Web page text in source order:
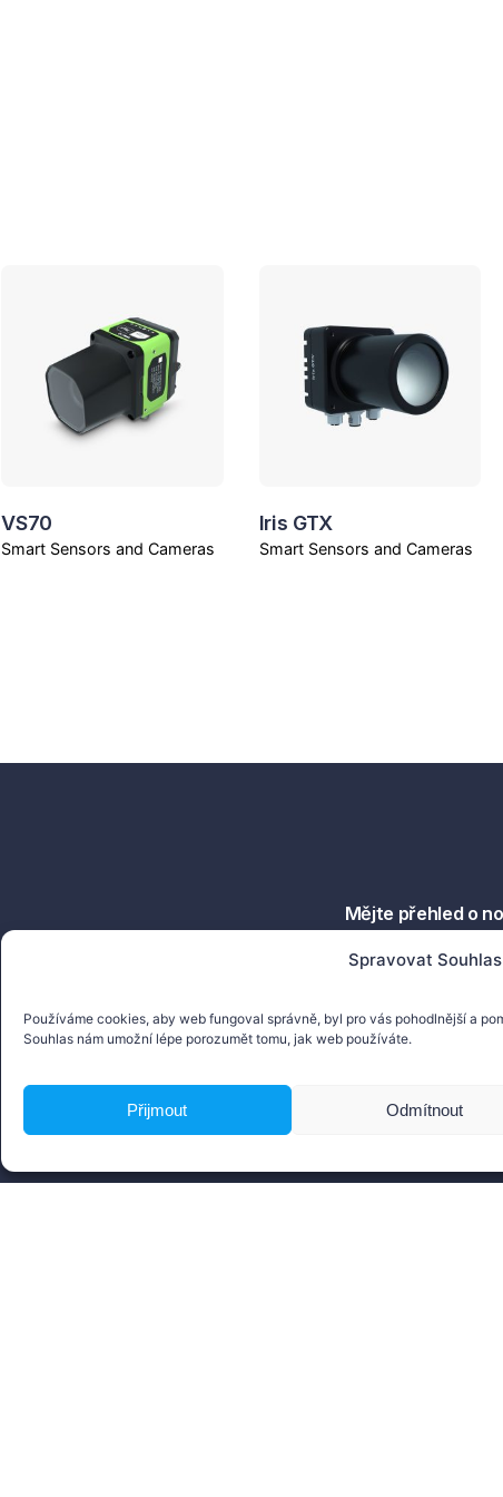
Spravovat Souhlas
Používáme cookies, aby web fungoval správně, byl pro vás pohodlnější a
Souhlas nám umožní lépe porozumět tomu, jak web používáte.
Přijmout Odmítnout
VS70
Smart Sensors and Cameras
Iris GTX
Smart Sensors and Cameras
Mějte přehled o
Souhlasím se